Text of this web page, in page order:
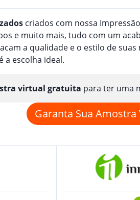
s criados com nossa Impressão
e muito mais, tudo com um
a qualidade e o estilo de
a escolha ideal.
virtual gratuita para ter uma
Garanta Sua Amostra